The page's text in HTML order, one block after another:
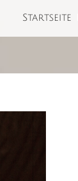
Startseite